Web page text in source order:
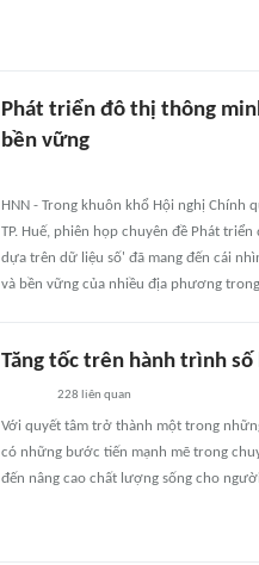
Phát triển đô thị thông
bền vững
HNN - Trong khuôn khổ Hội nghị
TP. Huế, phiên họp chuyên đề Phát
dựa trên dữ liệu số' đã mang đến cái
và bền vững của nhiều địa phương
Tăng tốc trên hành trình số
228 liên quan
Với quyết tâm trở thành một trong
có những bước tiến mạnh mẽ trong
đến nâng cao chất lượng sống cho